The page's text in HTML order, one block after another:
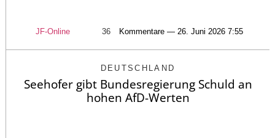
JF-Online 36 Kommentare — 26. Juni 2026 7:55
DEUTSCHLAND
Seehofer gibt Bundesregierung Schuld an
hohen AfD-Werten